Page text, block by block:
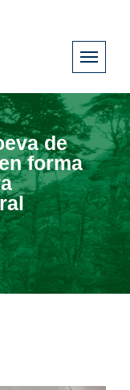
de
forma